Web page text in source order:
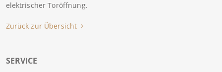
SERVICE
elektrischer Toröffnung.
Zurück zur Übersicht